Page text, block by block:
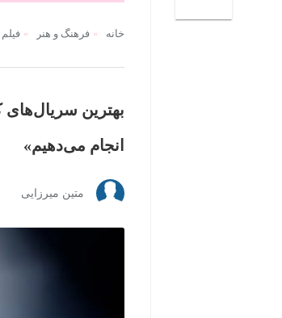
منوی ناوبری خرده نان
خانه فرهنگ و هنر
بهترین سریال‌های
انجام می‌دهیم»
متین میرزایی
گوشی موبایل تکنو مدل Spark 30 Pro
کارت ظرفیت 256 گیگابایت و رم 8 گیگابایت
۴۲,۰۰۰,۰۰۰ تومان